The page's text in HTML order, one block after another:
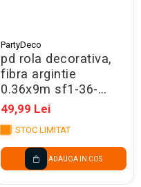
PartyDeco
pd rola decorativa,
fibra argintie
0.36x9m sf1-36-
018me
49,99 Lei
STOC LIMITAT
ADAUGA IN COS